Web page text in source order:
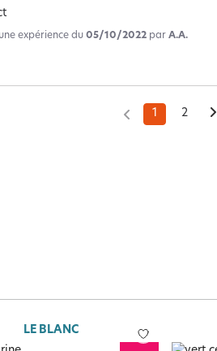
expérience du05/10/2022 parA.A.
1 2
LE BLANC